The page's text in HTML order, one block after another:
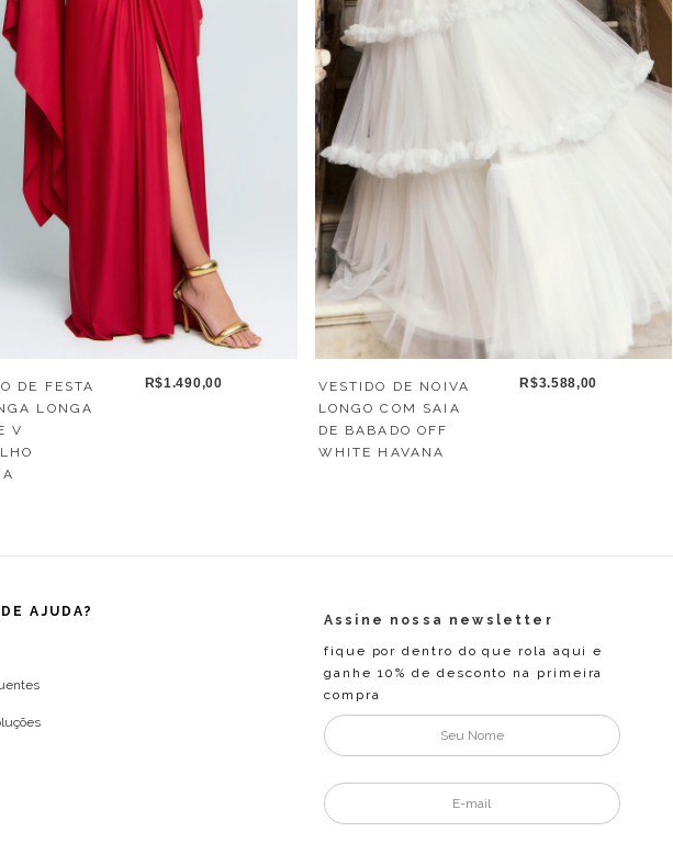
DE FESTA
LONGA
V
R$1.490,00
VESTIDO DE NOIVA
LONGO COM SAIA
DE BABADO OFF
WHITE HAVANA
R$3.588,00
AJUDA?
Assine nossa newsletter
fique por dentro do que rola aqui e
ganhe 10% de desconto na primeira
compra